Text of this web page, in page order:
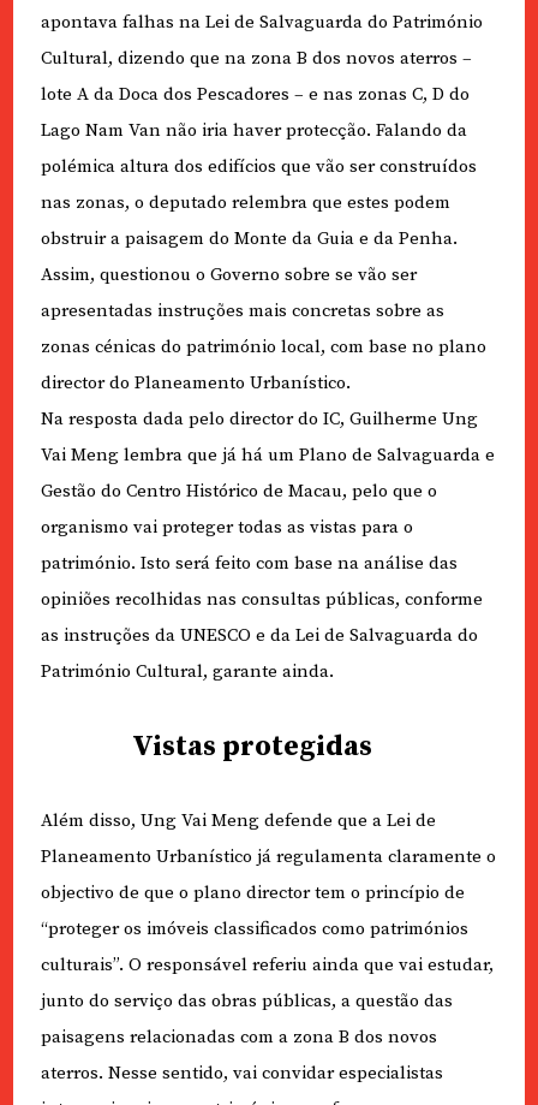
apontava falhas na Lei de Salvaguarda do Património
Cultural, dizendo que na zona B dos novos aterros –
lote A da Doca dos Pescadores – e nas zonas C, D do
Lago Nam Van não iria haver protecção. Falando da
polémica altura dos edifícios que vão ser construídos
nas zonas, o deputado relembra que estes podem
obstruir a paisagem do Monte da Guia e da Penha.
Assim, questionou o Governo sobre se vão ser
apresentadas instruções mais concretas sobre as
zonas cénicas do património local, com base no plano
director do Planeamento Urbanístico.
Na resposta dada pelo director do IC, Guilherme Ung
Vai Meng lembra que já há um Plano de Salvaguarda e
Gestão do Centro Histórico de Macau, pelo que o
organismo vai proteger todas as vistas para o
património. Isto será feito com base na análise das
opiniões recolhidas nas consultas públicas, conforme
as instruções da UNESCO e da Lei de Salvaguarda do
Património Cultural, garante ainda.
Vistas protegidas
Além disso, Ung Vai Meng defende que a Lei de
Planeamento Urbanístico já regulamenta claramente o
objectivo de que o plano director tem o princípio de
“proteger os imóveis classificados como patrimónios
culturais”. O responsável referiu ainda que vai estudar,
junto do serviço das obras públicas, a questão das
paisagens relacionadas com a zona B dos novos
aterros. Nesse sentido, vai convidar especialistas